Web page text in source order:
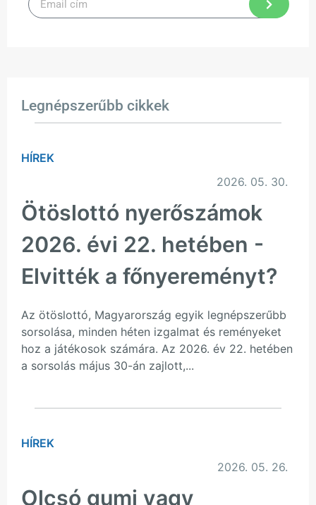
Legnépszerűbb cikkek
HÍREK
2026. 05. 30.
Ötöslottó nyerőszámok
2026. évi 22. hetében -
Elvitték a főnyereményt?
Az ötöslottó, Magyarország egyik legnépszerűbb
sorsolása, minden héten izgalmat és reményeket
hoz a játékosok számára. Az 2026. év 22. hetében
a sorsolás május 30-án zajlott,...
HÍREK
2026. 05. 26.
Olcsó gumi vagy